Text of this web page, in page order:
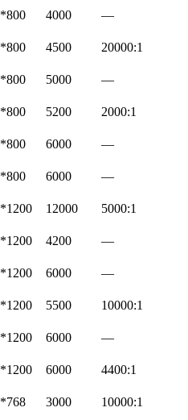
4000
—
4500
20000:1
5000
—
5200
2000:1
6000
—
6000
—
12000
5000:1
4200
—
6000
—
5500
10000:1
6000
—
6000
4400:1
3000 10000:1